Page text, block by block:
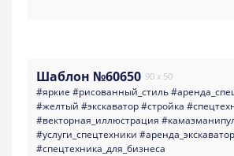
Шаблон №60650 90 x 50
#яркие #рисованный_стиль
#желтый #экскаватор#стройка
#векторная_иллюстрация
#услуги_спецтехники
#спецтехника_для_бизнеса